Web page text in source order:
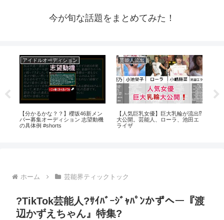
今が旬な話題をまとめてみた！
アイドルオーディション
【分かるかな？？】櫻坂46新メン
バー募集オーディション 志望動機
の具体例 #shorts
芸能人流出
【人気巨乳女優】巨大乳輪が流出⁉️
大公開。芸能人、ローラ、池田エ
ライザ
ホーム 芸能界ティックトック
?TikTok芸能人?ｻｲﾊﾞｰｼﾞｬﾊﾟﾝかずへー『渡
辺かずえちゃん』特集?